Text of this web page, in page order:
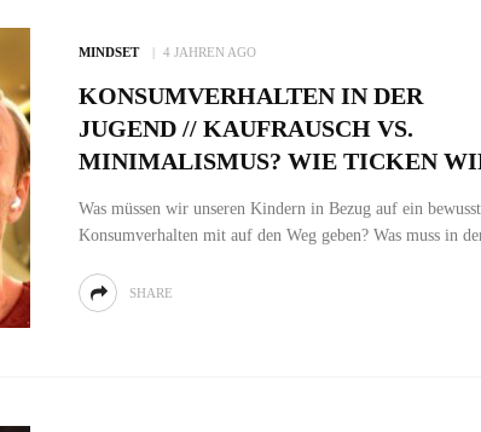
MINDSET 4 JAHREN AGO
KONSUMVERHALTEN IN DER
JUGEND // KAUFRAUSCH VS.
MINIMALISMUS? WIE TICKEN
Was müssen wir unseren Kindern in Bezug auf ein
Konsumverhalten mit auf den Weg geben? Was muss in
SHARE